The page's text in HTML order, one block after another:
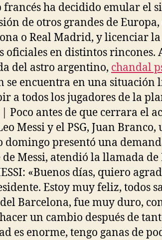
francés ha decidido emular el
de otros grandes de Europa,
o Real Madrid, y licenciar
oficiales en distintos rincones.
del astro argentino, chandal
se encuentra en una situación
a todos los jugadores de la
| Poco antes de que cerrara el
Messi y el PSG, Juan
domingo presentó una
Messi, atendió la llamada de
«Buenos días, quiero
Estoy muy feliz, todos
Barcelona, fue muy duro,
un cambio después de
es enorme, tengo ganas de